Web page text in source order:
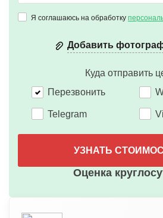
Я соглашаюсь на обработку
Добавить
Куда отправить
Перезвонить
Telegram
УЗНАТЬ
Оценка